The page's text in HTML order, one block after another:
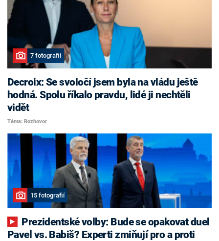
7 fotografií
Decroix: Se svoločí jsem byla na vládu ještě
hodná. Spolu říkalo pravdu, lidé ji nechtěli
vidět
Téma: Rozhovor
15 fotografií
Pavel vs. Babiš? Experti zmiňují pro a proti